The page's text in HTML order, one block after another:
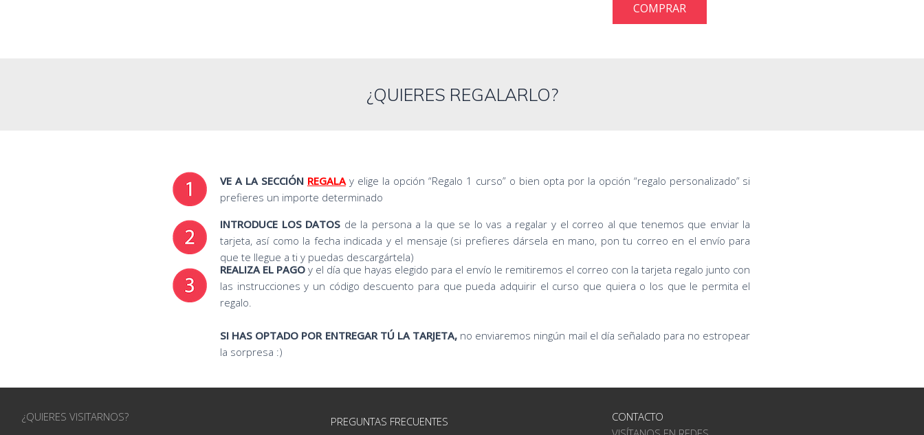
COMPRAR
¿QUIERES REGALARLO?
VE A LA SECCIÓN REGALAy elige la opción “Regalo 1 curso” o bien opta por la opción “regalo personalizado” si
prefieres un importe determinado
INTRODUCE LOS DATOS de la persona a la que se lo vas a regalar y el correo al que tenemos que enviar la
tarjeta, así como la fecha indicada y el mensaje (si prefieres dársela en mano, pon tu correo en el envío para
que te llegue a ti y puedas descargártela)
REALIZA EL PAGO y el día que hayas elegido para el envío le remitiremos el correo con la tarjeta regalo junto con
las instrucciones y un código descuento para que pueda adquirir el curso que quiera o los que le permita el
regalo.
SI HAS OPTADO POR ENTREGAR TÚ LA TARJETA, no enviaremos ningún mail el día señalado para no estropear
la sorpresa :)
¿QUIERES VISITARNOS? PREGUNTAS FRECUENTES
CONTACTO